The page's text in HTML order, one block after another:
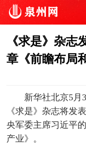
《求是》杂志
章《前瞻布局
新华社北京5
《求是》杂志将发
央军委主席习近平
产业》。